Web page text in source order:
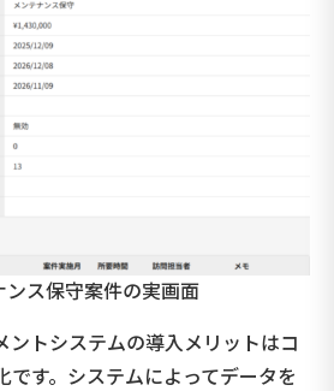
ンス保守案件の実画面
ントシステムの導入メリットはコ
です。システムによってデータを